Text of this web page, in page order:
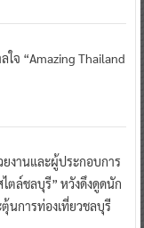
ใจ “Amazing Thailand
งานและผู้ประกอบการ
ตล์ชลบุรี” หวังดึงดูดนัก
นการท่องเที่ยวชลบุรี